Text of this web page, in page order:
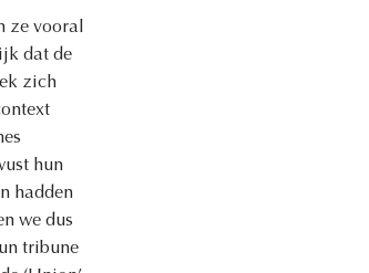
ze vooral
dat de
zich
hun
hadden
we dus
tribune